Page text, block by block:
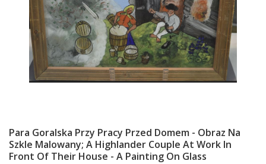
Para Goralska Przy Pracy Przed Domem - Obraz Na
Szkle Malowany; A Highlander Couple At Work In
Front Of Their House - A Painting On Glass